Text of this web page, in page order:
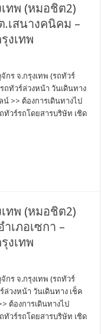
ทพ (หมอชิต2)
เสนางคนิคม –
งเทพ
กร จ.กรุงเทพ (รถทัวร์
ถทัวร์ล่วงหน้า วันเดินทาง
>> ต้องการเดินทางไป
ทัวร์รถโดยสารบริษัท เชิด
ทพ (หมอชิต2)
เภอเซกา –
งเทพ
กร จ.กรุงเทพ (รถทัวร์
ล่วงหน้า วันเดินทาง เช็ค
ต้องการเดินทางไป
ทัวร์รถโดยสารบริษัท เชิด